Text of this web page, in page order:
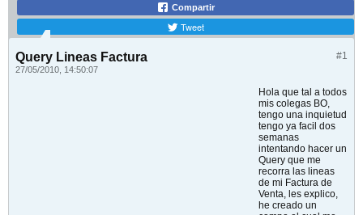
Compartir
Tweet
#1
Query Lineas Factura
27/05/2010, 14:50:07
Hola que tal a todos
mis colegas BO,
tengo una inquietud
tengo ya facil dos
semanas
intentando hacer un
Query que me
recorra las lineas
de mi Factura de
Venta, les explico,
he creado un